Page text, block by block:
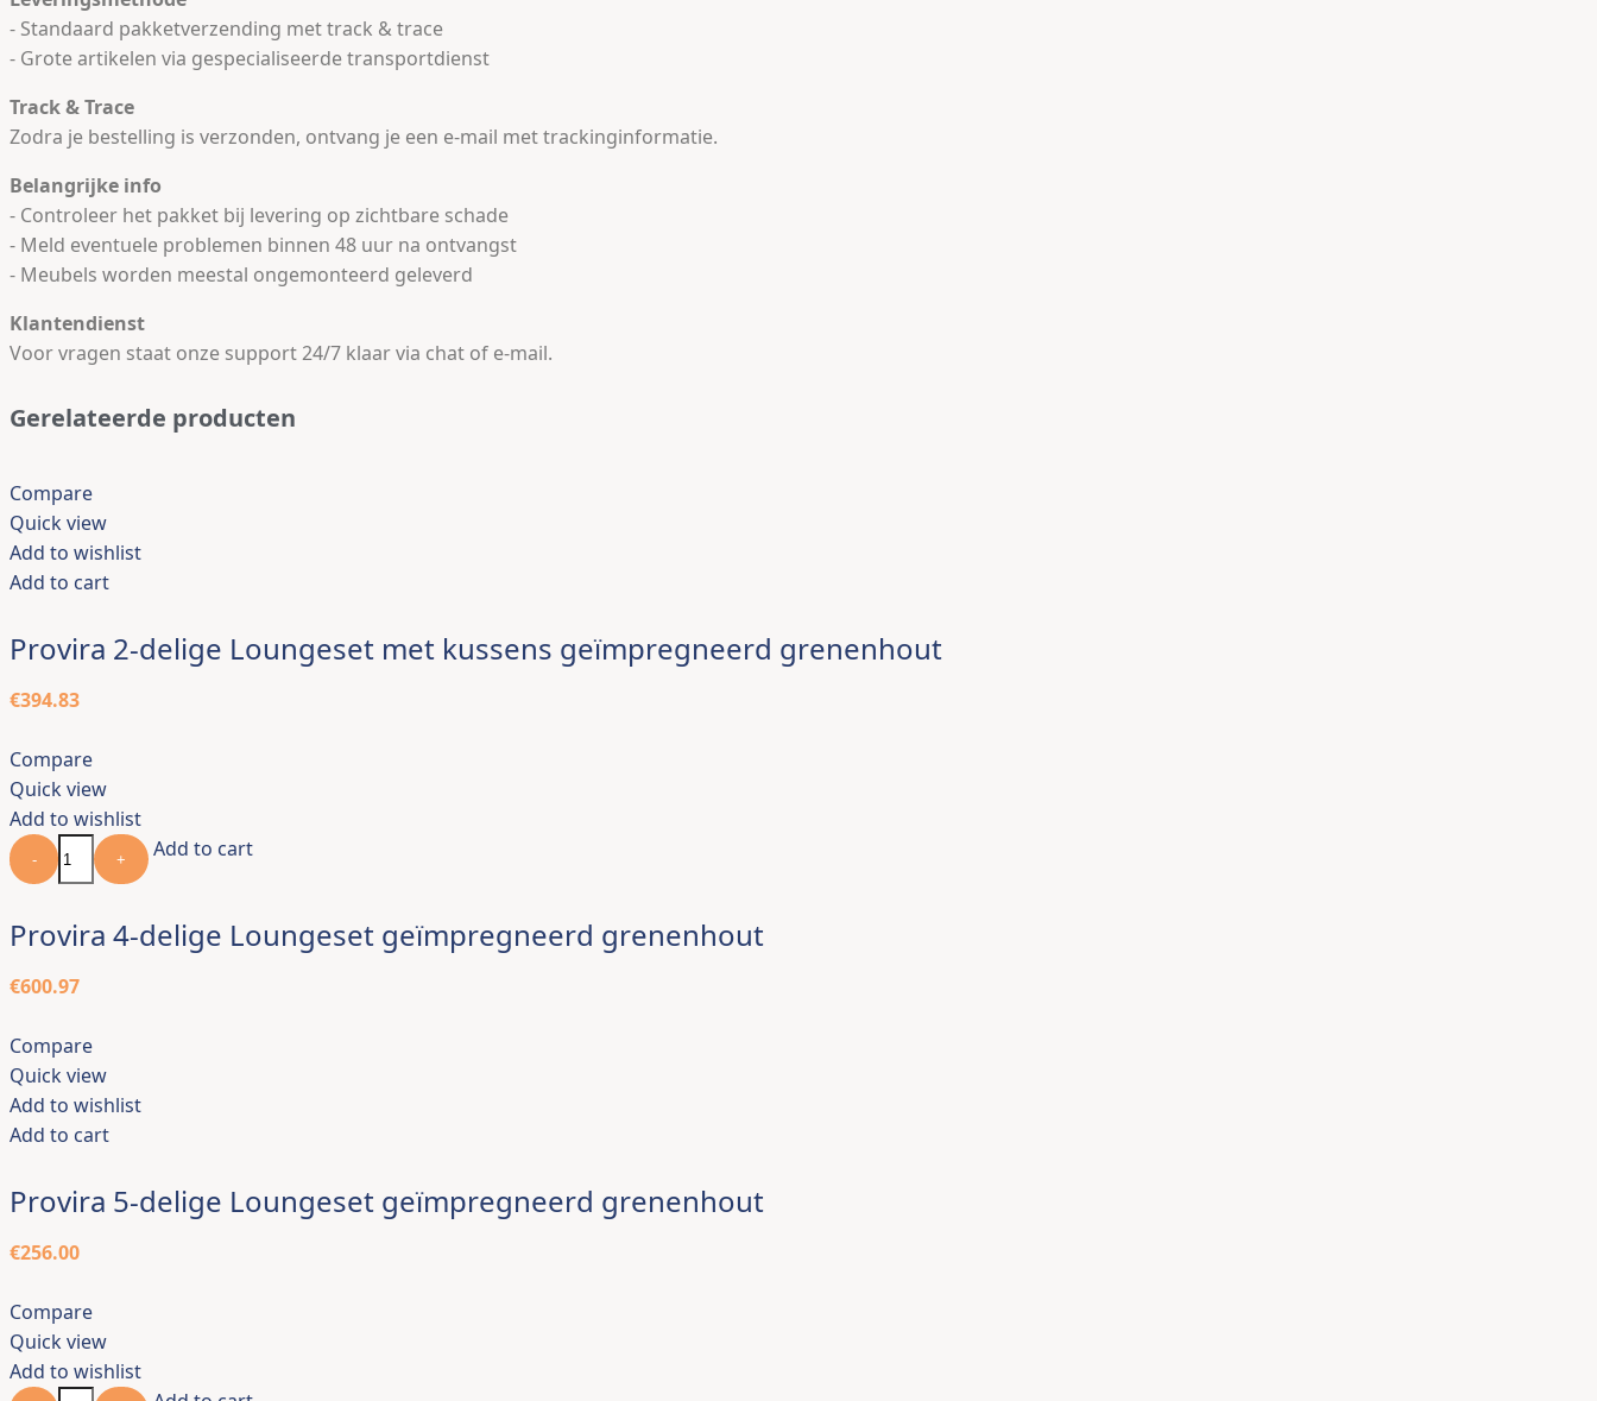
- Standaard pakketverzending met track & trace
- Grote artikelen via gespecialiseerde transportdienst
Track & Trace
Zodra je bestelling is verzonden, ontvang je een e-mail met trackinginformatie.
Belangrijke info
- Controleer het pakket bij levering op zichtbare schade
- Meld eventuele problemen binnen 48 uur na ontvangst
- Meubels worden meestal ongemonteerd geleverd
Klantendienst
Voor vragen staat onze support 24/7 klaar via chat of e-mail.
Gerelateerde producten
Compare
Quick view
Add to wishlist
Add to cart
Provira 2-delige Loungeset met kussens geïmpregneerd grenenhout
€394.83
Compare
Quick view
Add to wishlist
- + Add to cart
Provira 4-delige Loungeset geïmpregneerd grenenhout
€600.97
Compare
Quick view
Add to wishlist
Add to cart
Provira 5-delige Loungeset geïmpregneerd grenenhout
€256.00
Compare
Quick view
Add to wishlist